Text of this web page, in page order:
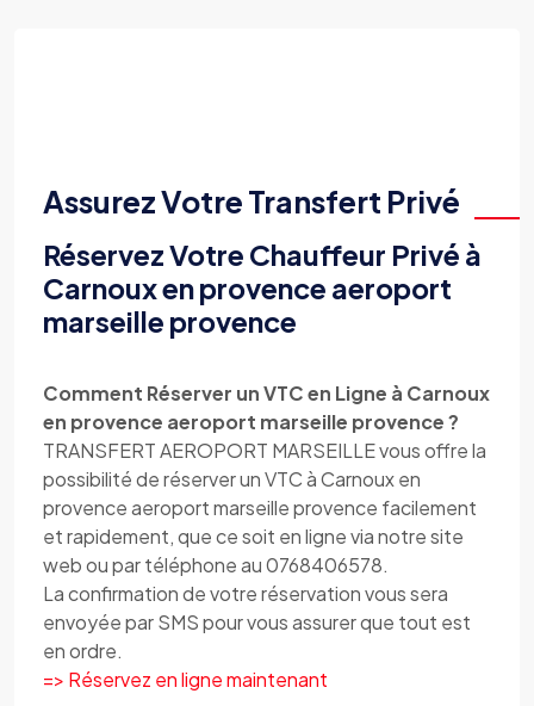
Assurez Votre Transfert Privé
Réservez Votre Chauffeur Privé à
Carnoux en provence aeroport
marseille provence
Comment Réserver un VTC en Ligne à Carnoux
en provence aeroport marseille provence ?
TRANSFERT AEROPORT MARSEILLE vous offre la
possibilité de réserver un VTC à Carnoux en
provence aeroport marseille provence facilement
et rapidement, que ce soit en ligne via notre site
web ou par téléphone au 0768406578.
La confirmation de votre réservation vous sera
envoyée par SMS pour vous assurer que tout est
en ordre.
=> Réservez en ligne maintenant